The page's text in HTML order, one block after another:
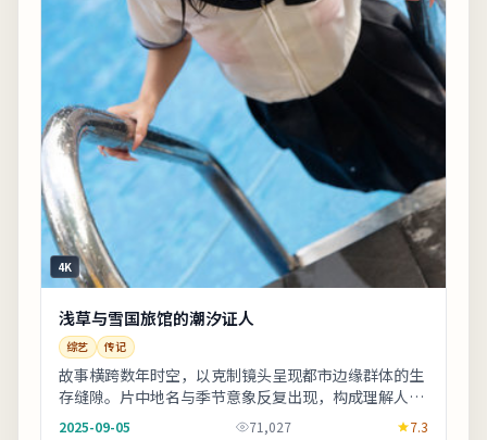
4K
浅草与雪国旅馆的潮汐证人
综艺 传记
故事横跨数年时空，以克制镜头呈现都市边缘群体的生
存缝隙。片中地名与季节意象反复出现，构成理解人物
动机的重要线索。适合晚间完整观看，配合大屏与环
2025-09-05 71,027 7.3